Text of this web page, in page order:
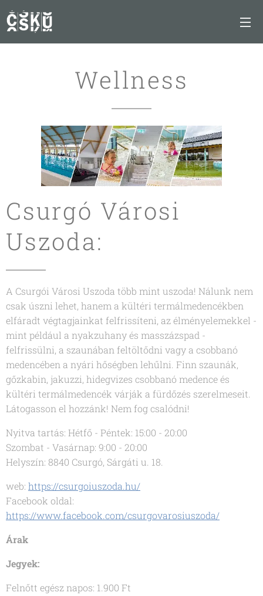
Wellness
Csurgó Városi
Uszoda:
A Csurgói Városi Uszoda több mint uszoda! Nálunk nem
csak úszni lehet, hanem a kültéri termálmedencékben
elfáradt végtagjainkat felfrissíteni, az élményelemekkel -
mint például a nyakzuhany és masszázspad -
felfrissülni, a szaunában feltöltődni vagy a csobbanó
medencében a nyári hőségben lehűlni. Finn szaunák,
gőzkabin, jakuzzi, hidegvizes csobbanó medence és
kültéri termálmedencék várják a fürdőzés szerelmeseit.
Látogasson el hozzánk! Nem fog csalódni!
Nyitva tartás: Hétfő - Péntek: 15:00 - 20:00
Szombat - Vasárnap: 9:00 - 20:00
Helyszín: 8840 Csurgó, Sárgáti u. 18.
web: https://csurgoiuszoda.hu/
Facebook oldal:
https://www.facebook.com/csurgovarosiuszoda/
Árak
Jegyek:
Felnőtt egész napos: 1.900 Ft